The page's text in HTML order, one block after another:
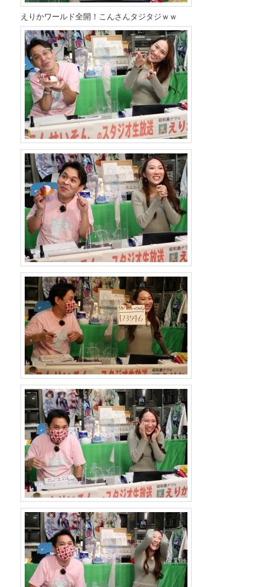
えりかワールド全開！こんさんタジタジｗｗ